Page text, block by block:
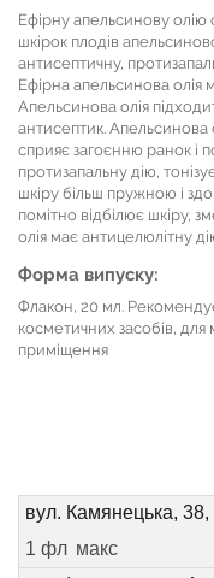
Ефірну апельсинову олію
шкірок плодів
антисептичну,
Ефірна апельсинова олія
Апельсинова олія
антисептик. Апельсинова
сприяє загоєнню ранок і
протизапальну дію,
шкіру більш пружною і
помітно відбілює шкіру,
олія має антицелюлітну
Форма випуску:
Флакон, 20 мл.
косметичних засобів, для
приміщення
вул. Камянецька,
1 фл макс